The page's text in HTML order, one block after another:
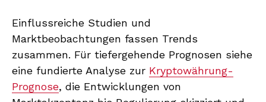
Einflussreiche Studien und
Marktbeobachtungen fassen Trends
zusammen. Für tiefergehende Prognosen siehe
eine fundierte Analyse zur Kryptowährung-
Prognose, die Entwicklungen von